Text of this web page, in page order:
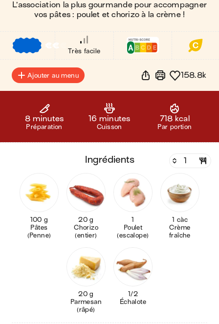
L’association la plus gourmande pour accompagner
vos pâtes : poulet et chorizo à la crème !
€€
Très facile
Ajouter au menu 158.8k
8 minutes
Préparation
16 minutes
Cuisson
718 kcal
Par portion
ingrédients
100 g
Pâtes
(Penne)
20 g
Chorizo
(entier)
1
Poulet
(escalope)
1 càc
Crème
fraîche
20 g
Parmesan
(râpé)
1/2
Échalote